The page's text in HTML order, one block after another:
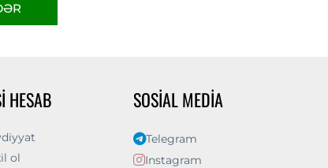
HESAB
ol
SOSIAL MEDIA
Telegram
Instagram